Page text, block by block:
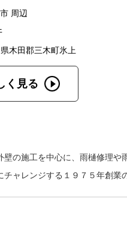
周辺
木田郡三木町氷上
く見る
の施工を中心に、雨樋修理や
ャレンジする１９７５年創業